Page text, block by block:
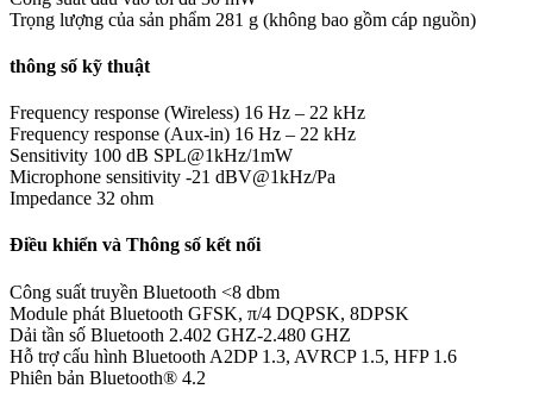
Trọng lượng của sản phẩm 281 g (không bao gồm cáp nguồn)
thông số kỹ thuật
Frequency response (Wireless) 16 Hz – 22 kHz
Frequency response (Aux-in) 16 Hz – 22 kHz
Sensitivity 100 dB SPL@1kHz/1mW
Microphone sensitivity -21 dBV@1kHz/Pa
Impedance 32 ohm
Điều khiển và Thông số kết nối
Công suất truyền Bluetooth <8 dbm
Module phát Bluetooth GFSK, π/4 DQPSK, 8DPSK
Dải tần số Bluetooth 2.402 GHZ-2.480 GHZ
Hỗ trợ cấu hình Bluetooth A2DP 1.3, AVRCP 1.5, HFP 1.6
Phiên bản Bluetooth® 4.2